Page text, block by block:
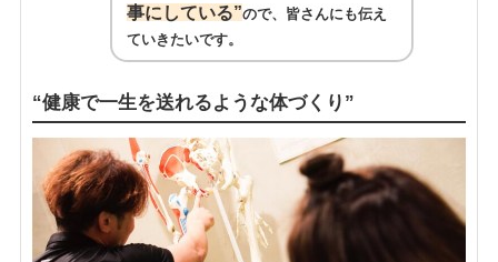
事にしている”ので、皆さんにも伝え
ていきたいです。
“健康で一生を送れるような体づくり”